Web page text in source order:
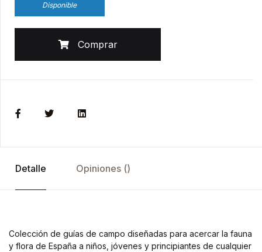
Disponible
Comprar
Detalle Opiniones ()
Colección de guías de campo diseñadas para acercar la fauna
y flora de España a niños, jóvenes y principiantes de cualquier